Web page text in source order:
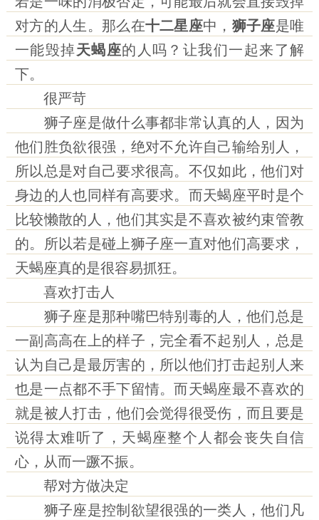
对方的人生。那么在十二星座中， 狮子座是唯
一能毁掉天蝎座的人吗？让我们一起来了解
下。
很严苛
狮子座是做什么事都非常认真的人，因为
他们胜负欲很强，绝对不允许自己输给别人，
所以总是对自己要求很高。不仅如此，他们对
身边的人也同样有高要求。而天蝎座平时是个
比较懒散的人，他们其实是不喜欢被约束管教
的。所以若是碰上狮子座一直对他们高要求，
天蝎座真的是很容易抓狂。
喜欢打击人
狮子座是那种嘴巴特别毒的人，他们总是
一副高高在上的样子，完全看不起别人，总是
认为自己是最厉害的，所以他们打击起别人来
也是一点都不手下留情。而天蝎座最不喜欢的
就是被人打击，他们会觉得很受伤，而且要是
说得太难听了，天蝎座整个人都会丧失自信
心，从而一蹶不振。
帮对方做决定
狮子座是控制欲望很强的一类人，他们凡